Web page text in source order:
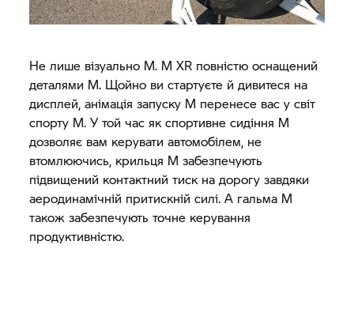
Не лише візуально M. M XR повністю оснащений
деталями M. Щойно ви стартуєте й дивитеся на
дисплей, анімація запуску M перенесе вас у світ
спорту M. У той час як спортивне сидіння M
дозволяє вам керувати автомобілем, не
втомлюючись, крильця M забезпечують
підвищений контактний тиск на дорогу завдяки
аеродинамічній притискній силі. А гальма M
також забезпечують точне керування
продуктивністю.